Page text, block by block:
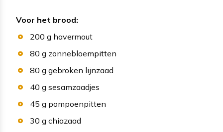
Voor het brood:
200 g havermout
80 g zonnebloempitten
80 g gebroken lijnzaad
40 g sesamzaadjes
45 g pompoenpitten
30 g chiazaad